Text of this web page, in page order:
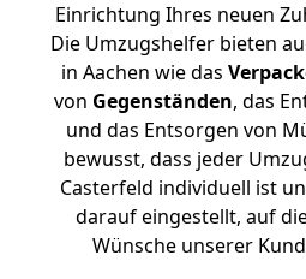
Einrichtung Ihres neuen
Die Umzugshelfer bieten
in Aachen wie das
von Gegenständen, das
und das Entsorgen von
bewusst, dass jeder
Casterfeld individuell ist
darauf eingestellt, auf
Wünsche unserer